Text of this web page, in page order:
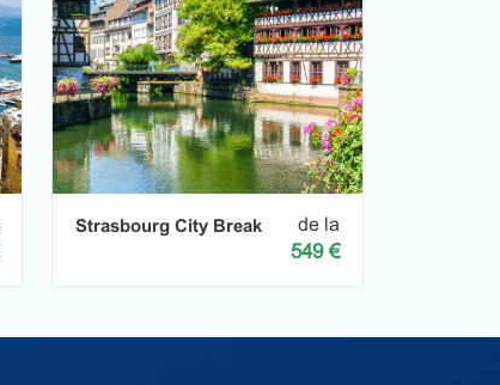
Strasbourg City Break de la
549 €